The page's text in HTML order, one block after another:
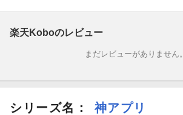
楽天Koboのレビュー
まだレビューがありません。
シリーズ名： 神アプリ